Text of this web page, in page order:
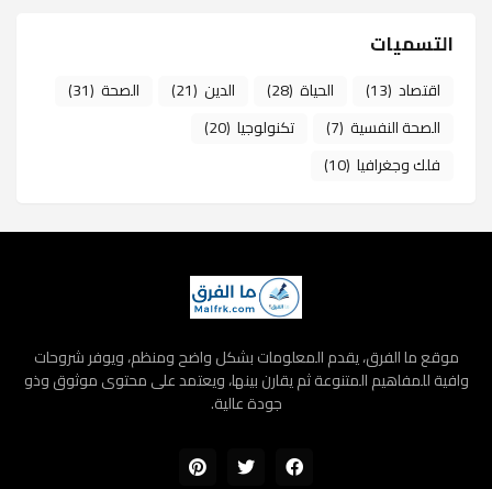
التسميات
اقتصاد (13) الحياة (28) الدين (21) الصحة (31)
الصحة النفسية (7) تكنولوجيا (20)
فلك وجغرافيا (10)
موقع ما الفرق، يقدم المعلومات بشكل واضح ومنظم، ويوفر شروحات
وافية للمفاهيم المتنوعة ثم يقارن بينها، ويعتمد على محتوى موثوق وذو
جودة عالية.